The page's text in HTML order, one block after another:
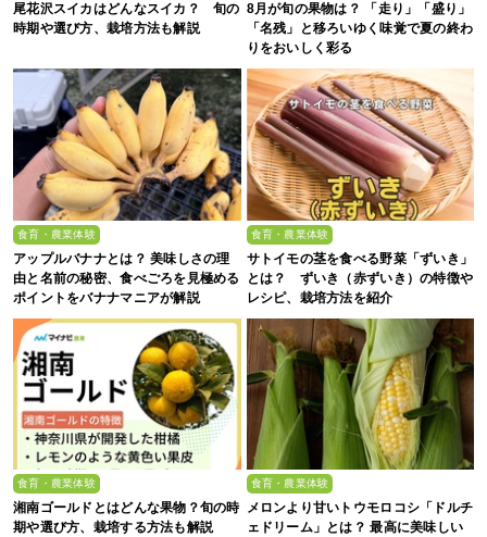
尾花沢スイカはどんなスイカ？ 旬の
時期や選び方、栽培方法も解説
8月が旬の果物は？ 「走り」「盛り」
「名残」と移ろいゆく味覚で夏の終わ
りをおいしく彩る
食育・農業体験
アップルバナナとは？ 美味しさの理
由と名前の秘密、食べごろを見極める
ポイントをバナナマニアが解説
食育・農業体験
サトイモの茎を食べる野菜「ずいき」
とは？ ずいき（赤ずいき）の特徴や
レシピ、栽培方法を紹介
食育・農業体験
湘南ゴールドとはどんな果物？旬の時
期や選び方、栽培する方法も解説
食育・農業体験
メロンより甘いトウモロコシ「ドルチ
ェドリーム」とは？ 最高に美味しい